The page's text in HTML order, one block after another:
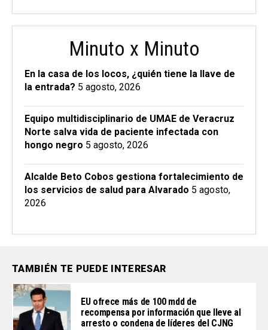
Minuto x Minuto
En la casa de los locos, ¿quién tiene la llave de
la entrada? 5 agosto, 2026
Equipo multidisciplinario de UMAE de Veracruz
Norte salva vida de paciente infectada con
hongo negro 5 agosto, 2026
Alcalde Beto Cobos gestiona fortalecimiento de
los servicios de salud para Alvarado 5 agosto,
2026
TAMBIÉN TE PUEDE INTERESAR
EU ofrece más de 100 mdd de
recompensa por información que lleve al
arresto o condena de líderes del CJNG